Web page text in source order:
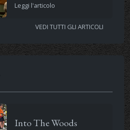
Leggi l'articolo
VEDI TUTTI GLI ARTICOLI
Into The Woods